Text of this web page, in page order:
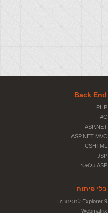
Back End
PHP
C#
ASP.NET
ASP.NET MVC
CSHTML
JSP
ASP קלאסי
כלי פיתוח
Explorer 9 למפתחים
Webmatrix